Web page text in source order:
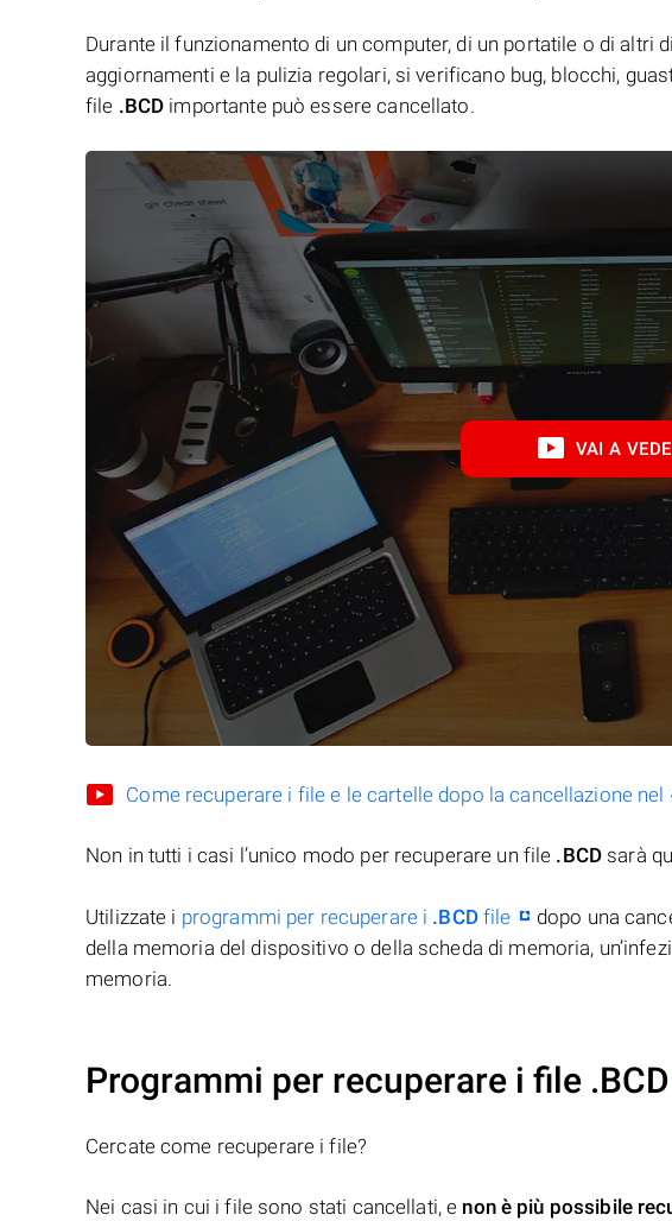
Durante il funzionamento di un computer, di un portatile o di altri
aggiornamenti e la pulizia regolari, si verificano bug, blocchi,
file .BCD importante può essere cancellato.
VAI A
Come recuperare i file e le cartelle dopo la cancellazione nel
Non in tutti i casi l’unico modo per recuperare un file .BCD sarà
Utilizzate i programmi per recuperare i .BCDfile
dopo una
della memoria del dispositivo o della scheda di memoria,
memoria.
Programmi per recuperare i file .BCD
Cercate come recuperare i file?
Nei casi in cui i file sono stati cancellati, e non è più possibile